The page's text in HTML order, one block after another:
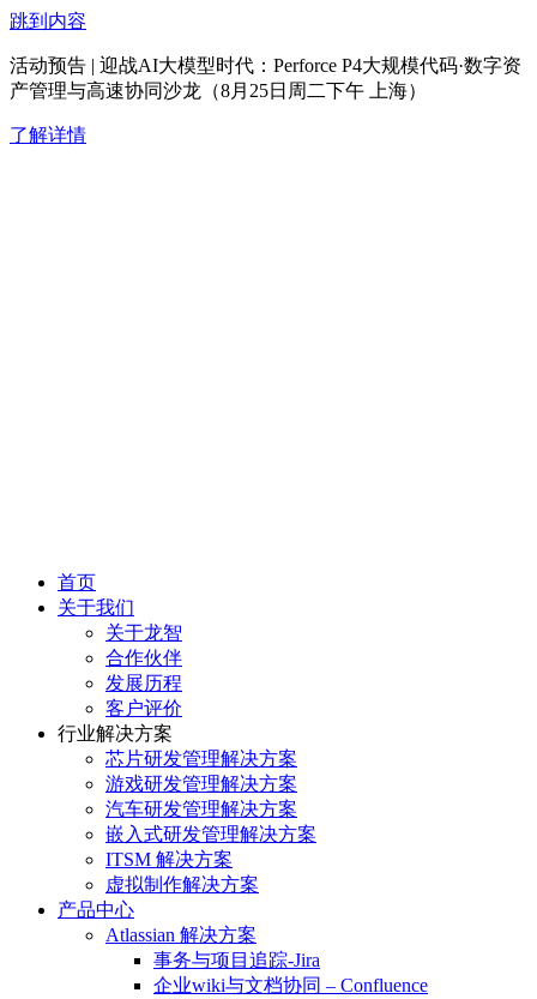
跳到内容
活动预告 | 迎战AI大模型时代：Perforce P4大规模代码·数字资
产管理与高速协同沙龙（8月25日周二下午 上海）
了解详情
首页
关于我们
关于龙智
合作伙伴
发展历程
客户评价
行业解决方案
芯片研发管理解决方案
游戏研发管理解决方案
汽车研发管理解决方案
嵌入式研发管理解决方案
ITSM 解决方案
虚拟制作解决方案
产品中心
Atlassian 解决方案
事务与项目追踪-Jira
企业wiki与文档协同 – Confluence